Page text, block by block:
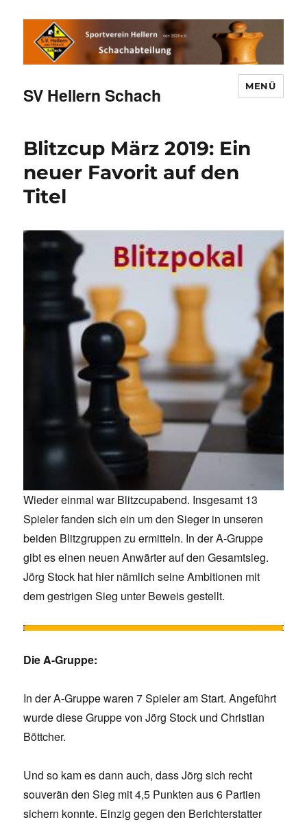
SV Hellern Schach MENÜ
Blitzcup März 2019: Ein
neuer Favorit auf den
Titel
Wieder einmal war Blitzcupabend. Insgesamt 13
Spieler fanden sich ein um den Sieger in unseren
beiden Blitzgruppen zu ermitteln. In der A-Gruppe
gibt es einen neuen Anwärter auf den Gesamtsieg.
Jörg Stock hat hier nämlich seine Ambitionen mit
dem gestrigen Sieg unter Beweis gestellt.
Die A-Gruppe:
In der A-Gruppe waren 7 Spieler am Start. Angeführt
wurde diese Gruppe von Jörg Stock und Christian
Böttcher.
Und so kam es dann auch, dass Jörg sich recht
souverän den Sieg mit 4,5 Punkten aus 6 Partien
sichern konnte. Einzig gegen den Berichterstatter